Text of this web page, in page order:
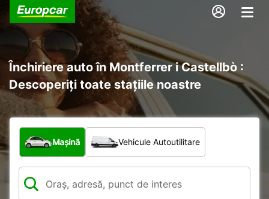
Închiriere auto în Montferrer i Castellbò :
Descoperiți toate stațiile noastre
Ce tip de vehicul?
Mașină Vehicule Autoutilitare